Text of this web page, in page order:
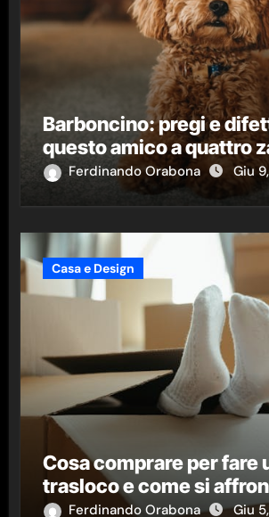
Barboncino: pregi e
questo amico a quattro
Ferdinando Orabona Giu
Casa e Design
Cosa comprare per fare
trasloco e come si
Ferdinando Orabona Giu